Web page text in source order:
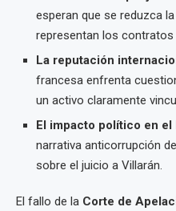
esperan que se reduzca
representan los contratos
La reputación
francesa enfrenta
un activo claramente
El impacto político en el
narrativa anticorrupción
sobre el juicio a Villarán.
El fallo de la Corte de